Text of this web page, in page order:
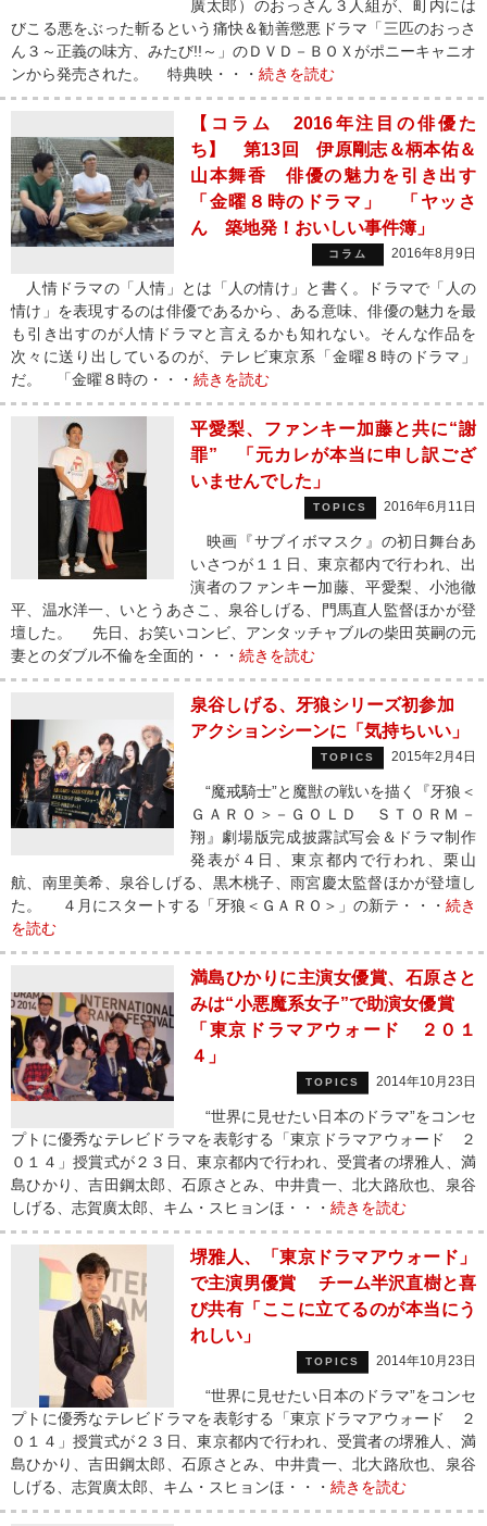
廣太郎）のおっさん３人組が、町内には
びこる悪をぶった斬るという痛快＆勧善懲悪ドラマ「三匹のおっさ
ん３～正義の味方、みたび!!～」のＤＶＤ－ＢＯＸがポニーキャニオ
ンから発売された。 特典映・・・ 続きを読む
【コラム 2016年注目の俳優た
ち】 第13回 伊原剛志＆柄本佑＆
山本舞香 俳優の魅力を引き出す
「金曜８時のドラマ」 「ヤッさ
ん 築地発！おいしい事件簿」
コラム 2016年8月9日
人情ドラマの「人情」とは「人の情け」と書く。ドラマで「人の
情け」を表現するのは俳優であるから、ある意味、俳優の魅力を最
も引き出すのが人情ドラマと言えるかも知れない。そんな作品を
次々に送り出しているのが、テレビ東京系「金曜８時のドラマ」
だ。 「金曜８時の・・・ 続きを読む
平愛梨、ファンキー加藤と共に“謝
罪” 「元カレが本当に申し訳ござ
いませんでした」
TOPICS 2016年6月11日
映画『サブイボマスク』の初日舞台あ
いさつが１１日、東京都内で行われ、出
演者のファンキー加藤、平愛梨、小池徹
平、温水洋一、いとうあさこ、泉谷しげる、門馬直人監督ほかが登
壇した。 先日、お笑いコンビ、アンタッチャブルの柴田英嗣の元
妻とのダブル不倫を全面的・・・ 続きを読む
泉谷しげる、牙狼シリーズ初参加
アクションシーンに「気持ちいい」
TOPICS 2015年2月4日
“魔戒騎士”と魔獣の戦いを描く『牙狼＜
ＧＡＲＯ＞－ＧＯＬＤ ＳＴＯＲＭ－
翔』劇場版完成披露試写会＆ドラマ制作
発表が４日、東京都内で行われ、栗山
航、南里美希、泉谷しげる、黒木桃子、雨宮慶太監督ほかが登壇し
た。 ４月にスタートする「牙狼＜ＧＡＲＯ＞」の新テ・・・ 続き
を読む
満島ひかりに主演女優賞、石原さと
みは“小悪魔系女子”で助演女優賞
「東京ドラマアウォード ２０１
４」
TOPICS 2014年10月23日
“世界に見せたい日本のドラマ”をコンセ
プトに優秀なテレビドラマを表彰する「東京ドラマアウォード ２
０１４」授賞式が２３日、東京都内で行われ、受賞者の堺雅人、満
島ひかり、吉田鋼太郎、石原さとみ、中井貴一、北大路欣也、泉谷
しげる、志賀廣太郎、キム・スヒョンほ・・・ 続きを読む
堺雅人、「東京ドラマアウォード」
で主演男優賞 チーム半沢直樹と喜
び共有「ここに立てるのが本当にう
れしい」
TOPICS 2014年10月23日
“世界に見せたい日本のドラマ”をコンセ
プトに優秀なテレビドラマを表彰する「東京ドラマアウォード ２
０１４」授賞式が２３日、東京都内で行われ、受賞者の堺雅人、満
島ひかり、吉田鋼太郎、石原さとみ、中井貴一、北大路欣也、泉谷
しげる、志賀廣太郎、キム・スヒョンほ・・・ 続きを読む